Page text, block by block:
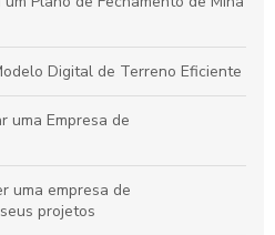
Plano de Gerenciamento de
no Trabalho
Digital de Terreno Eficiente
uma Empresa de
uma empresa de
projetos